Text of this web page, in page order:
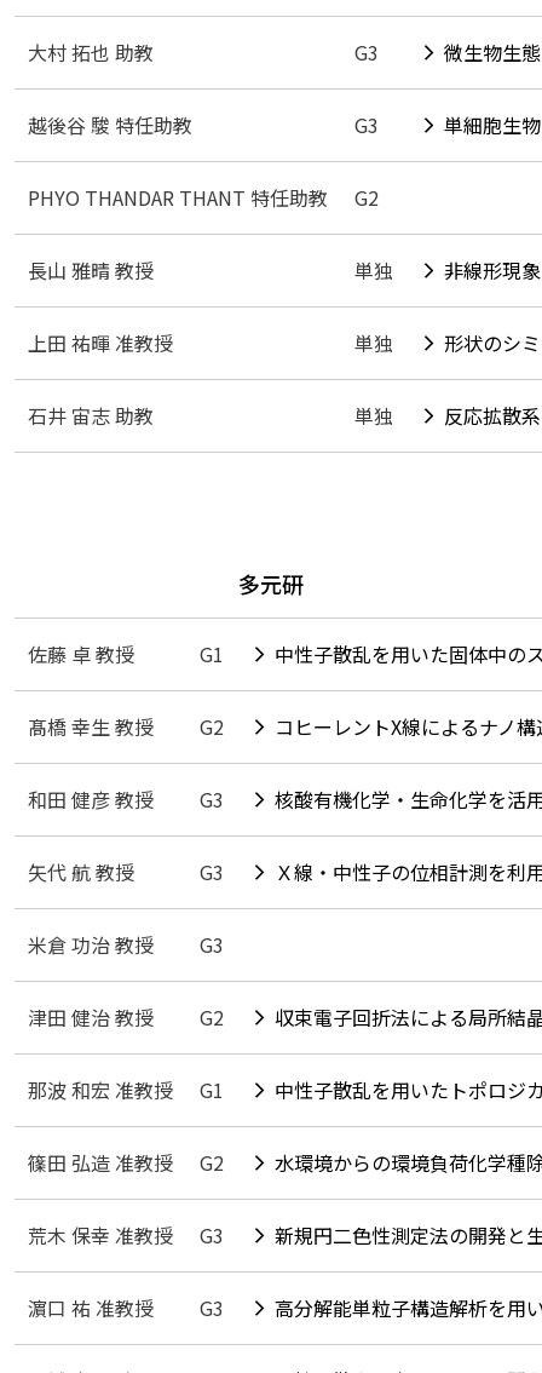
大村 拓也 助教 G3 微生物生
越後谷 駿 特任助教 G3 単細胞生
PHYO THANDAR THANT 特任助教 G2
長山 雅晴 教授 単独 非線形現
上田 祐暉 准教授 単独 形状のシ
石井 宙志 助教 単独 反応拡散
多元研
佐藤 卓 教授 G1 中性子散乱を用いた固体中の
髙橋 幸生 教授 G2 コヒーレントX線によるナノ
和田 健彦 教授 G3 核酸有機化学・生命化学を活
矢代 航 教授 G3 Ｘ線・中性子の位相計測を利
米倉 功治 教授 G3
津田 健治 教授 G2 収束電子回折法による局所結
那波 和宏 准教授 G1 中性子散乱を用いたトポロジ
篠田 弘造 准教授 G2 水環境からの環境負荷化学種
荒木 保幸 准教授 G3 新規円二色性測定法の開発と
濵口 祐 准教授 G3 高分解能単粒子構造解析を用